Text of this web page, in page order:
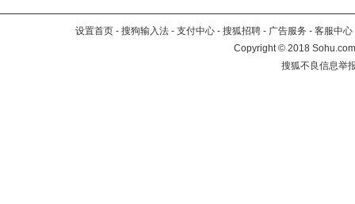
设置首页 - 搜狗输入法 - 支付中心 - 搜狐招聘 - 广告服务 - 客服中心
Copyright©2018
搜狐不良信息举